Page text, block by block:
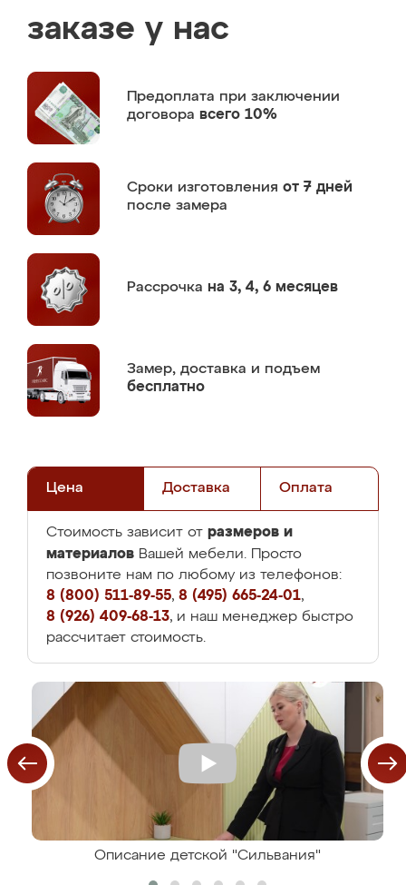
заказе у нас
Предоплата при заключении
договора всего 10%
Сроки изготовления от 7 дней
после замера
Рассрочка на 3, 4, 6 месяцев
Замер, доставка и подъем
бесплатно
Цена Доставка Оплата
Стоимость зависит от размеров и
материалов Вашей мебели. Просто
позвоните нам по любому из телефонов:
8 (800) 511-89-55, 8 (495) 665-24-01,
8 (926) 409-68-13, и наш менеджер быстро
рассчитает стоимость.
Описание детской "Сильвания"